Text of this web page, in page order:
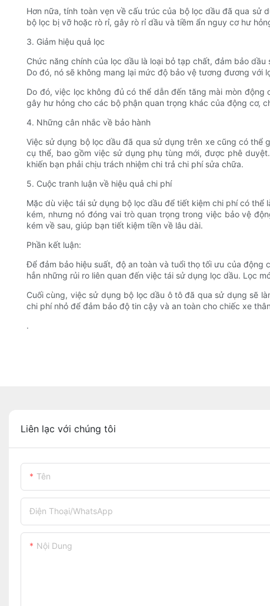
Hơn nữa, tính toàn vẹn về cấu trúc của bộ lọc dầu đã qua sử
bộ lọc bị vỡ hoặc rò rỉ, gây rò rỉ dầu và tiềm ẩn nguy cơ hư
3. Giảm hiệu quả lọc
Chức năng chính của lọc dầu là loại bỏ tạp chất, đảm bảo
Do đó, nó sẽ không mang lại mức độ bảo vệ tương đương với
Do đó, việc lọc không đủ có thể dẫn đến tăng mài mòn
gây hư hỏng cho các bộ phận quan trọng khác của động cơ,
4. Những cân nhắc về bảo hành
Việc sử dụng bộ lọc dầu đã qua sử dụng trên xe cũng có thể
cụ thể, bao gồm việc sử dụng phụ tùng mới, được phê
khiến bạn phải chịu trách nhiệm chi trả chi phí sửa chữa.
5. Cuộc tranh luận về hiệu quả chi phí
Mặc dù việc tái sử dụng bộ lọc dầu để tiết kiệm chi phí có
kém, nhưng nó đóng vai trò quan trọng trong việc bảo vệ
kém về sau, giúp bạn tiết kiệm tiền về lâu dài.
Phần kết luận:
Để đảm bảo hiệu suất, độ an toàn và tuổi thọ tối ưu của động
hẳn những rủi ro liên quan đến việc tái sử dụng lọc dầu. Lọc
Cuối cùng, việc sử dụng bộ lọc dầu ô tô đã qua sử dụng sẽ
chi phí nhỏ để đảm bảo độ tin cậy và an toàn cho chiếc xe
.
Liên lạc với chúng tôi
Tên
Điện Thoại/WhatsApp
Nội Dung